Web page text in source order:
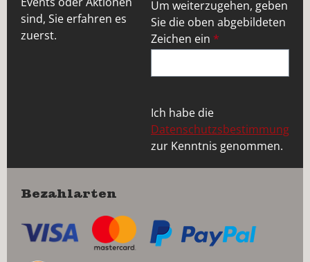
sind, Sie erfahren es
zuerst.
Um weiterzugehen, geben
Sie die oben abgebildeten
Zeichen ein *
Ich habe die
Datenschutzsbestimmung
zur Kenntnis genommen.
Bezahlarten